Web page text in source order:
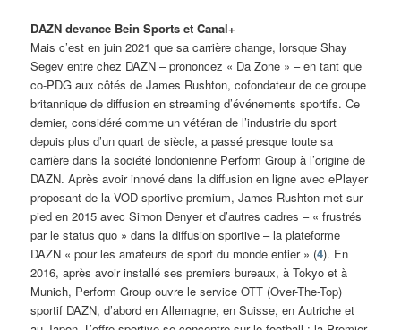
DAZN devance Bein Sports et Canal+
Mais c’est en juin 2021 que sa carrière change, lorsque Shay
Segev entre chez DAZN – prononcez « Da Zone » – en tant que
co-PDG aux côtés de James Rushton, cofondateur de ce groupe
britannique de diffusion en streaming d’événements sportifs. Ce
dernier, considéré comme un vétéran de l’industrie du sport
depuis plus d’un quart de siècle, a passé presque toute sa
carrière dans la société londonienne Perform Group à l’origine de
DAZN. Après avoir innové dans la diffusion en ligne avec ePlayer
proposant de la VOD sportive premium, James Rushton met sur
pied en 2015 avec Simon Denyer et d’autres cadres – « frustrés
par le status quo » dans la diffusion sportive – la plateforme
DAZN « pour les amateurs de sport du monde entier » (4). En
2016, après avoir installé ses premiers bureaux, à Tokyo et à
Munich, Perform Group ouvre le service OTT (Over-The-Top)
sportif DAZN, d’abord en Allemagne, en Suisse, en Autriche et